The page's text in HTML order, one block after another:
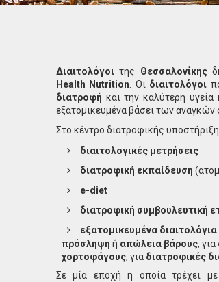
Διαιτολόγοι της Θεσσαλονίκης
Health Nutrition . Οι διαιτολόγοι
διατροφή και την καλύτερη
εξατομικευμένα βάσει των αναγκών
Στο κέντρο διατροφικής
διαιτολογικές μετρήσεις
διατροφική εκπαίδευση
e-diet
διατροφική συμβουλευτική
εξατομικευμένα διαιτολόγια
πρόσληψη ή απώλεια βάρους, για
χορτοφάγους, για διατροφικές
Σε μία εποχή η οποία τρέχει